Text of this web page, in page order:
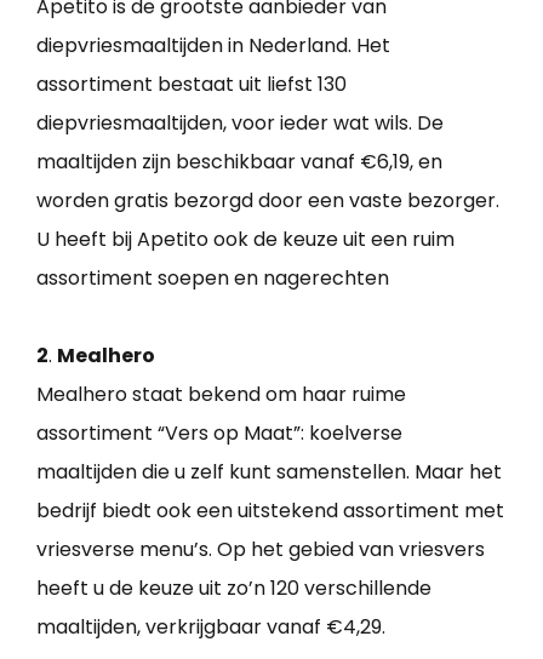
Apetito is de grootste aanbieder van
diepvriesmaaltijden in Nederland. Het
assortiment bestaat uit liefst 130
diepvriesmaaltijden, voor ieder wat wils. De
maaltijden zijn beschikbaar vanaf €6,19, en
worden gratis bezorgd door een vaste bezorger.
U heeft bij Apetito ook de keuze uit een ruim
assortiment soepen en nagerechten
2. Mealhero
Mealhero staat bekend om haar ruime
assortiment “Vers op Maat”: koelverse
maaltijden die u zelf kunt samenstellen. Maar het
bedrijf biedt ook een uitstekend assortiment met
vriesverse menu’s. Op het gebied van vriesvers
heeft u de keuze uit zo’n 120 verschillende
maaltijden, verkrijgbaar vanaf €4,29.